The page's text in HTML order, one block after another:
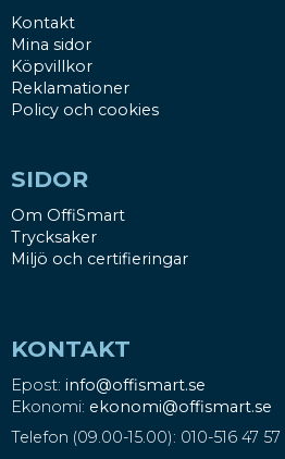
Kontakt
Mina sidor
Köpvillkor
Reklamationer
Policy och cookies
SIDOR
Om OffiSmart
Trycksaker
Miljö och certifieringar
KONTAKT
Epost: info@offismart.se
Ekonomi: ekonomi@offismart.se
Telefon (09.00-15.00): 010-516 47 57